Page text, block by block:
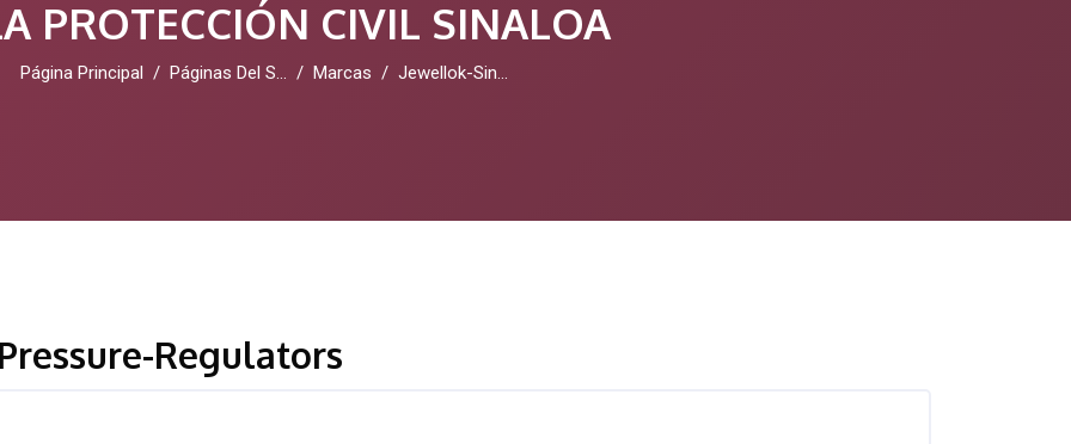
PROTECCIÓN CIVIL SINALOA
Página Principal Páginas Del Sitio Marcas Jewellok-Single-Stage-Pressure-Regulators
Regulators